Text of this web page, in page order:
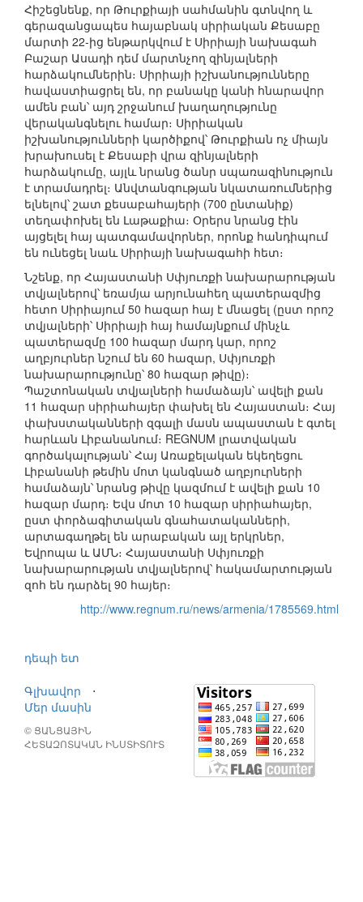
Հիշեցնենք, որ Թուրքիայի սահմանին գտնվող և
գերազանցապես հայաբնակ սիրիական Քեսաբը
մարտի 22-ից ենթարկվում է Սիրիայի նախագահ
Բաշար Ասադի դեմ մարտնչող զինյալների
հարձակումներին։ Սիրիայի իշխանությունները
հավաստիացրել են, որ բանակը կանի հնարավոր
ամեն բան՝ այդ շրջանում խաղաղությունը
վերականգնելու համար։ Սիրիական
իշխանությունների կարծիքով՝ Թուրքիան ոչ միայն
խրախուսել է Քեսաբի վրա զինյալների
հարձակումը, այլև նրանց ծանր սպառազինություն
է տրամադրել։ Անվտանգության նկատառումներից
ելնելով՝ շատ քեսաբահայերի (700 ընտանիք)
տեղափոխել են Լաթաքիա։ Օրերս նրանց էին
այցելել հայ պատգամավորներ, որոնք հանդիպում
են ունեցել նաև Սիրիայի նախագահի հետ։
Նշենք, որ Հայաստանի Սփյուռքի նախարարության
տվյալներով՝ եռամյա արյունահեղ պատերազմից
հետո Սիրիայում 50 հազար հայ է մնացել (ըստ որոշ
տվյալների՝ Սիրիայի հայ համայնքում մինչև
պատերազմը 100 հազար մարդ կար, որոշ
աղբյուրներ նշում են 60 հազար, Սփյուռքի
նախարարությունը՝ 80 հազար թիվը)։
Պաշտոնական տվյալների համաձայն՝ ավելի քան
11 հազար սիրիահայեր փախել են Հայաստան։ Հայ
փախստականների զգալի մասն ապաստան է գտել
հարևան Լիբանանում։ REGNUM լրատվական
գործակալության՝ Հայ Առաքելական եկեղեցու
Լիբանանի թեմին մոտ կանգնած աղբյուրների
համաձայն՝ նրանց թիվը կազմում է ավելի քան 10
հազար մարդ։ Եվս մոտ 10 հազար սիրիահայեր,
ըստ փորձագիտական գնահատականների,
արտագաղթել են արաբական այլ երկրներ,
Եվրոպա և ԱՄՆ։ Հայաստանի Սփյուռքի
նախարարության տվյալներով՝ հակամարտության
զոհ են դարձել 90 հայեր։
http://www.regnum.ru/news/armenia/1785569.html
դեպի ետ
Գլխավոր
⋅
Մեր մասին
© ՑԱՆՑԱՅԻՆ
ՀԵՏԱԶՈՏԱԿԱՆ ԻՆՍՏԻՏՈՒՏ